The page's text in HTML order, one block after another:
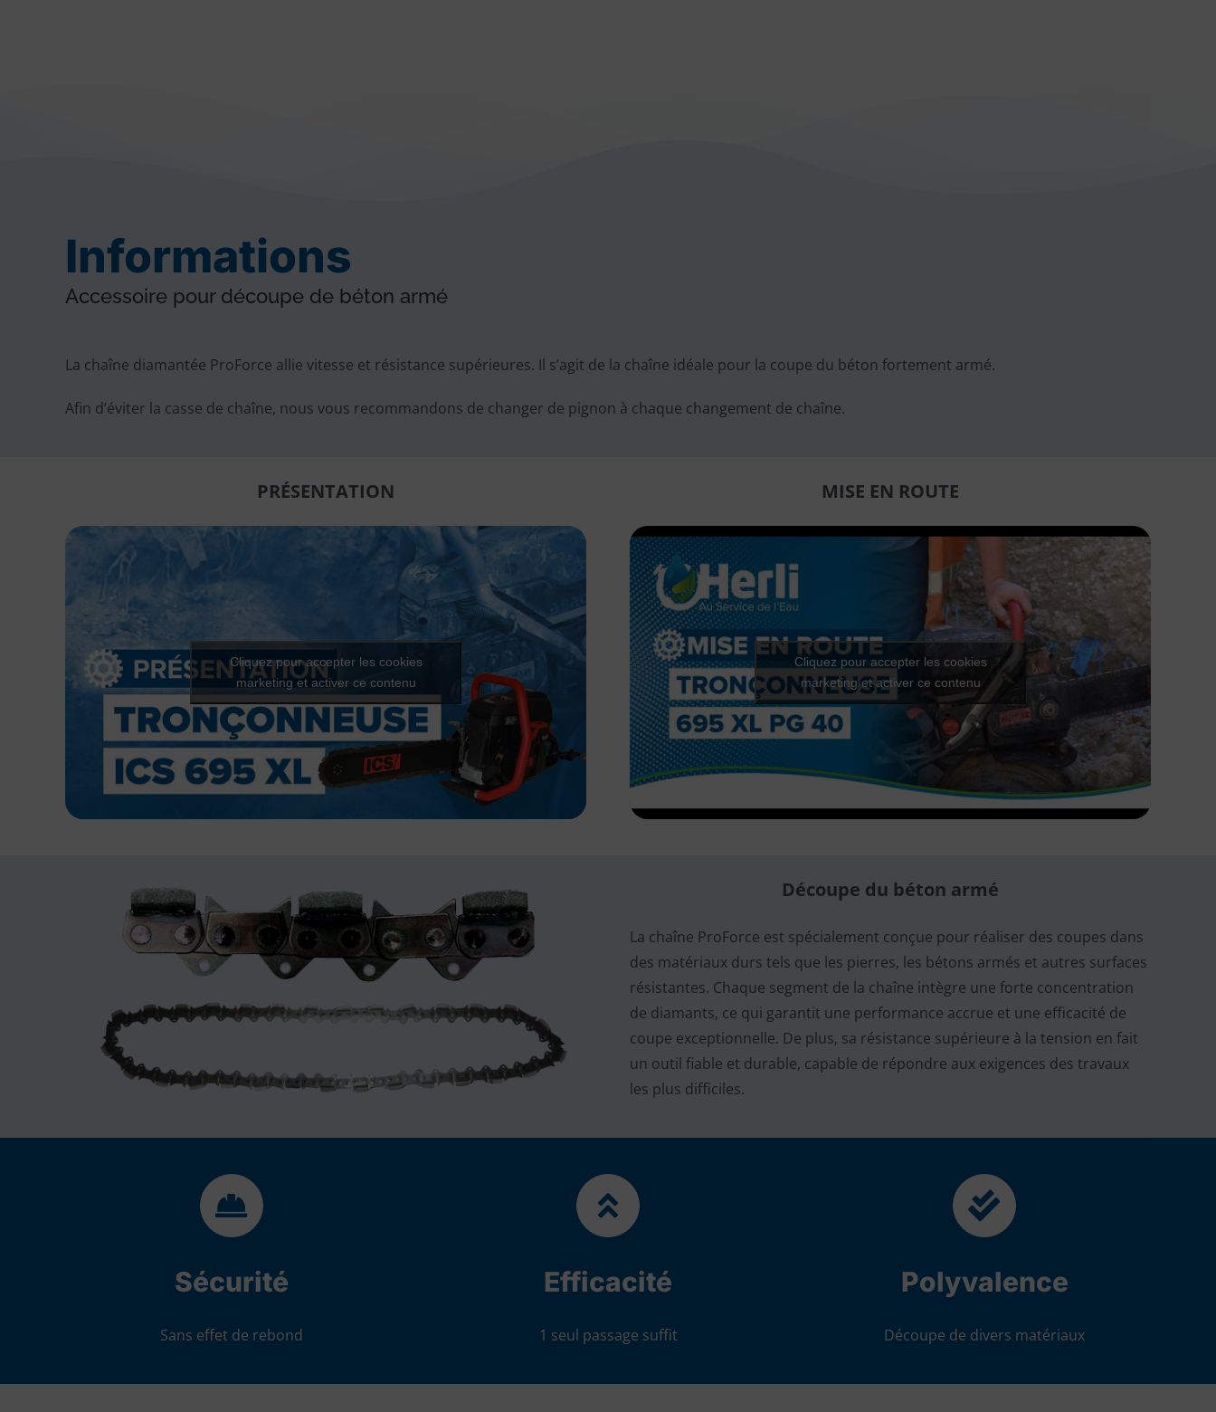
Informations
Accessoire pour découpe de béton armé
La chaîne diamantée ProForce allie vitesse et résistance supérieures. Il s’agit de la chaîne idéale pour la coupe du béton fortement armé.
Afin d’éviter la casse de chaîne, nous vous recommandons de changer de pignon à chaque changement de chaîne.
PRÉSENTATION MISE EN ROUTE
Cliquez pour accepter les cookies
marketing et activer ce contenu
Cliquez pour accepter les cookies
marketing et activer ce contenu
Découpe du béton armé
La chaîne ProForce est spécialement conçue pour réaliser des coupes dans
des matériaux durs tels que les pierres, les bétons armés et autres surfaces
résistantes. Chaque segment de la chaîne intègre une forte concentration
de diamants, ce qui garantit une performance accrue et une efficacité de
coupe exceptionnelle. De plus, sa résistance supérieure à la tension en fait
un outil fiable et durable, capable de répondre aux exigences des travaux
les plus difficiles.
Sécurité
Sans effet de rebond
Efficacité
1 seul passage suffit
Polyvalence
Découpe de divers matériaux